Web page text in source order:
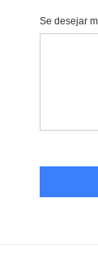
Se desejar